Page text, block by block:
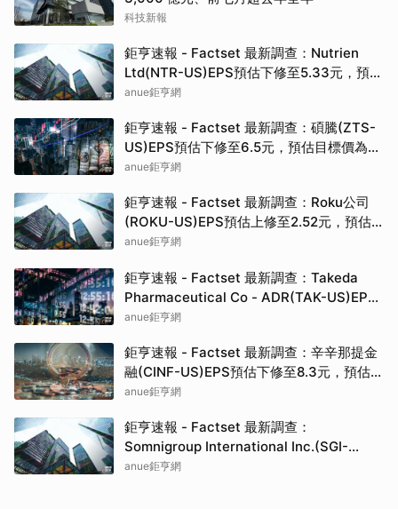
科技新報
鉅亨速報 - Factset 最新調查：Nutrien
Ltd(NTR-US)EPS預估下修至5.33元，預估
目標價為80.00元
anue鉅亨網
鉅亨速報 - Factset 最新調查：碩騰(ZTS-
US)EPS預估下修至6.5元，預估目標價為
90.00元
anue鉅亨網
鉅亨速報 - Factset 最新調查：Roku公司
(ROKU-US)EPS預估上修至2.52元，預估
目標價為160.00元
anue鉅亨網
鉅亨速報 - Factset 最新調查：Takeda
Pharmaceutical Co - ADR(TAK-US)EPS
預估上修至0.37元，預估目標價為19.82元
anue鉅亨網
鉅亨速報 - Factset 最新調查：辛辛那提金
融(CINF-US)EPS預估下修至8.3元，預估目
標價為192.50元
anue鉅亨網
鉅亨速報 - Factset 最新調查：
Somnigroup International Inc.(SGI-
US)EPS預估下修至3元，預估目標價為
anue鉅亨網